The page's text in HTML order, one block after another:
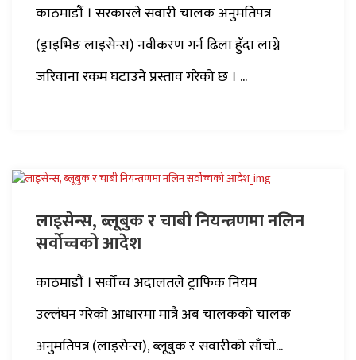
काठमाडौं । सरकारले सवारी चालक अनुमतिपत्र
(ड्राइभिङ लाइसेन्स) नवीकरण गर्न ढिला हुँदा लाग्ने
जरिवाना रकम घटाउने प्रस्ताव गरेको छ । ...
लाइसेन्स, ब्लूबुक र चाबी नियन्त्रणमा नलिन
सर्वोच्चको आदेश
काठमाडौं । सर्वोच्च अदालतले ट्राफिक नियम
उल्लंघन गरेको आधारमा मात्रै अब चालकको चालक
अनुमतिपत्र (लाइसेन्स), ब्लूबुक र सवारीको साँचो...